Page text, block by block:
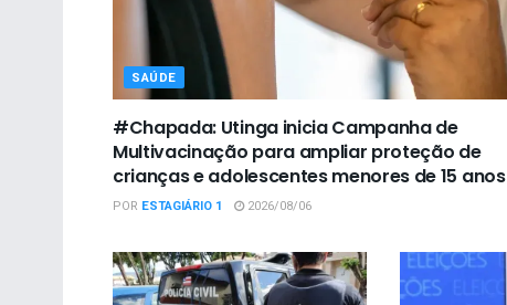
SAÚDE
#Chapada: Utinga inicia Campanha de
Multivacinação para ampliar proteção de
crianças e adolescentes menores de 15 anos
POR ESTAGIÁRIO 1 2026/08/06